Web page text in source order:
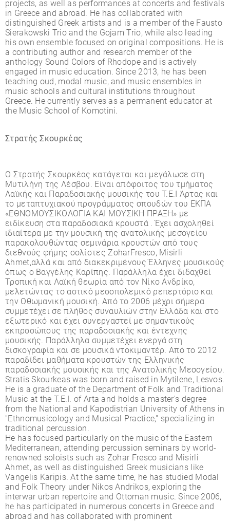
projects, as well as performances at concerts and festivals
in Greece and abroad. He has collaborated with
distinguished Greek artists and is a member of the Fausto
Sierakowski Trio and the Gojam Trio, while also leading
his own ensemble focused on original compositions. He is
a contributing author and research member of the
anthology Sound Colors of Rhodope and is actively
engaged in music education. Since 2013, he has been
teaching oud, modal music, and music ensembles in
music schools and cultural institutions throughout
Greece. He currently serves as a permanent educator at
the Music School of Komotini.
Στρατής Σκουρκέας
Ο Στρατής Σκουρκέας κατάγεται και µεγάλωσε στη
Μυτιλήνη της Λέσβου. Είναι απόφοιτος του τµήµατος
Λαϊκής και Παραδοσιακής µουσικής του Τ.Ε.Ι Άρτας και
το µεταπτυχιακού προγράµµατος σπουδών του ΕΚΠΑ
«ΕΘΝΟΜΟΥΣΙΚΟΛΟΓΙΑ ΚΑΙ ΜΟΥΣΙΚΗ ΠΡΑΞΗ» µε
ειδίκευση στα παραδοσιακά κρουστά . Έχει ασχοληθεί
ιδιαίτερα µε την µουσική της ανατολικής µεσογείου
παρακολουθώντας σεµινάρια κρουστών από τους
διεθνούς φήµης σολίστες ZoharFresco, Misirli
Ahmet,αλλά και από διακεκριµένους Έλληνες µουσικούς
όπως ο Βαγγέλης Καρίπης. Παράλληλα έχει διδαχθεί
Τροπική και Λαϊκή θεωρία από τον Νίκο Ανδρίκο,
µελετώντας το αστικό µεσοπολεµικό ρεπερτόριο και
την Οθωµανική µουσική. Από το 2006 µέχρι σήµερα
συµµετέχει σε πλήθος συναυλιών στην Ελλάδα και στο
εξωτερικό και έχει συνεργαστεί µε σηµαντικούς
εκπροσώπους της παραδοσιακής και έντεχνης
µουσικής. Παράλληλα συµµετέχει ενεργά στη
δισκογραφία και σε µουσικά ντοκιµαντέρ. Από το 2012
παραδίδει µαθήµατα κρουστών της Ελληνικής
παραδοσιακής µουσικής και της Ανατολικής Μεσογείου.
Stratis Skourkeas was born and raised in Mytilene, Lesvos.
He is a graduate of the Department of Folk and Traditional
Music at the T.E.I. of Arta and holds a master's degree
from the National and Kapodistrian University of Athens in
"Ethnomusicology and Musical Practice," specializing in
traditional percussion.
He has focused particularly on the music of the Eastern
Mediterranean, attending percussion seminars by world-
renowned soloists such as Zohar Fresco and Misirli
Ahmet, as well as distinguished Greek musicians like
Vangelis Karipis. At the same time, he has studied Modal
and Folk Theory under Nikos Andrikos, exploring the
interwar urban repertoire and Ottoman music. Since 2006,
he has participated in numerous concerts in Greece and
abroad and has collaborated with prominent